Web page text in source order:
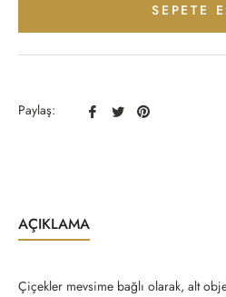
SEPETE
Paylaş:
Facebook
TwitterPinterest
AÇIKLAMA
Çiçekler mevsime bağlı olarak, alt